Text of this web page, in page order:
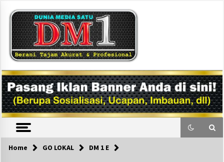
content
DM1
Home GO LOKAL DM 1 E